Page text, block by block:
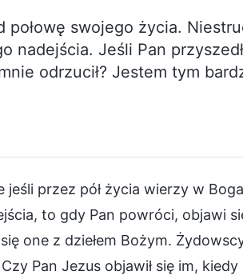
połowę swojego życia.
nadejścia. Jeśli Pan
odrzucił? Jestem tym
jeśli przez pół życia wierzy w
to gdy Pan powróci, objawi
one z dziełem Bożym.
Pan Jezus objawił się im,